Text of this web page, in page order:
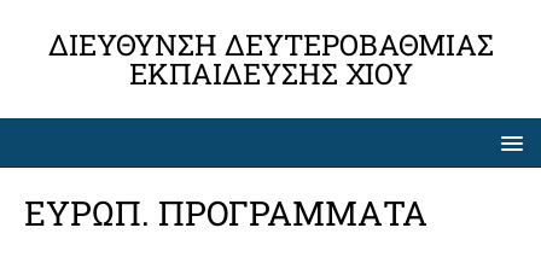
ΔΙΕΎΘΥΝΣΗ ΔΕΥΤΕΡΟΒΆΘΜΙΑΣ
ΕΚΠΑΊΔΕΥΣΗΣ ΧΊΟΥ
ΕΥΡΩΠ. ΠΡΟΓΡΑΜΜΑΤΑ